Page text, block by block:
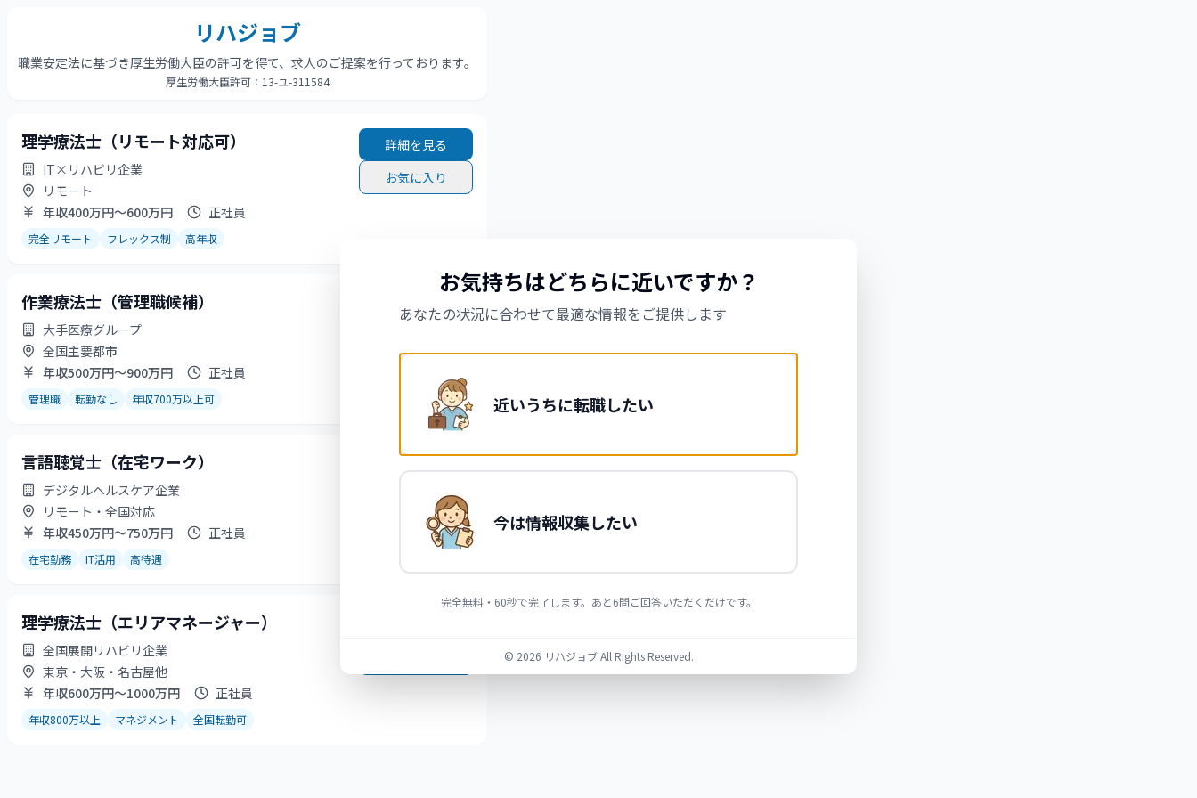
リハジョブ
職業安定法に基づき厚生労働大臣の許可を得て、求人のご提案を行っております。
厚生労働大臣許可：13-ユ-311584
理学療法士（リモート対応可）
IT×リハビリ企業
リモート
年収400万円〜600万円
正社員
完全リモート フレックス制 高年収
詳細を見る
お気に入り
作業療法士（管理職候補）
大手医療グループ
全国主要都市
年収500万円〜900万円
正社員
管理職 転勤なし 年収700万以上可
詳細を見る
言語聴覚士（在宅ワーク）
デジタルヘルスケア企業
リモート・全国対応
年収450万円〜750万円
正社員
在宅勤務 IT活用 高待遇
お気に入り
理学療法士（エリアマネージャー）
全国展開リハビリ企業
東京・大阪・名古屋他
年収600万円〜1000万円
正社員
年収800万以上 マネジメント 全国転勤可
お気持ちはどちらに近いですか？
あなたの状況に合わせて最適な情報をご提供します
近いうちに転職したい
今は情報収集したい
完全無料・60秒で完了します。あと6問ご回答いただくだけです。
© 2026 リハジョブ All Rights Reserved.